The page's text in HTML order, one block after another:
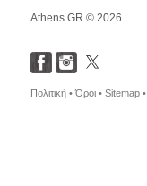
Athens GR © 2026
Πολιτική •Όροι • Sitemap •